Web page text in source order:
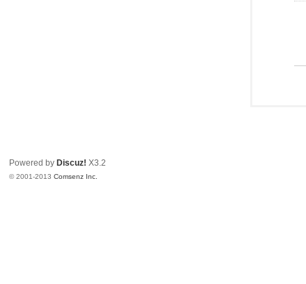
Powered by Discuz! X3.2
© 2001-2013Comsenz Inc.